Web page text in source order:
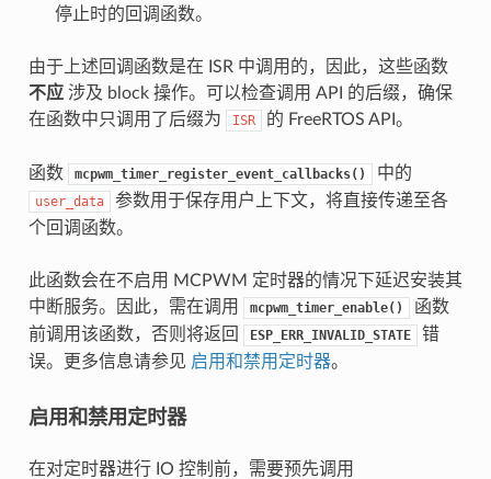
停止时的回调函数。
由于上述回调函数是在 ISR 中调用的，因此，这些函数
不应 涉及 block 操作。可以检查调用 API 的后缀，确保
在函数中只调用了后缀为
ISR 的 FreeRTOS API。
函数 mcpwm_timer_register_event_callbacks() 中的
user_data
参数用于保存用户上下文，将直接传递至各
个回调函数。
此函数会在不启用 MCPWM 定时器的情况下延迟安装其
中断服务。因此，需在调用
mcpwm_timer_enable()
函数
前调用该函数，否则将返回
ESP_ERR_INVALID_STATE
错
误。更多信息请参见 启用和禁用定时器。
启用和禁用定时器
在对定时器进行 IO 控制前，需要预先调用